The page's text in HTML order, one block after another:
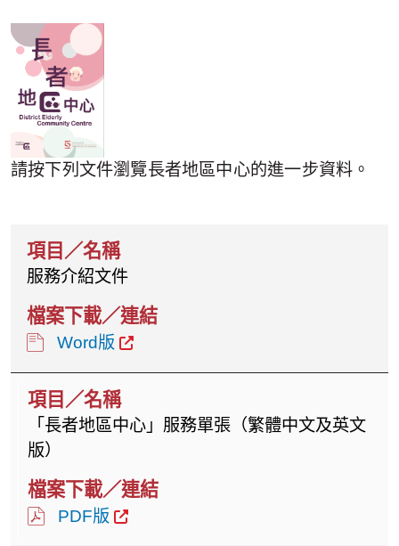
請按下列文件瀏覽長者地區中心的進一步資料。
服務介紹文件
Word版
「長者地區中心」服務單張（繁體中文及英文
版）
PDF版